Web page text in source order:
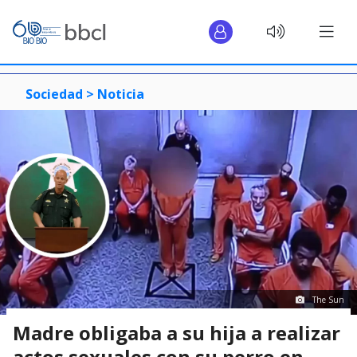
Sociedad > Noticia
The Sun
Madre obligaba a su hija a realizar